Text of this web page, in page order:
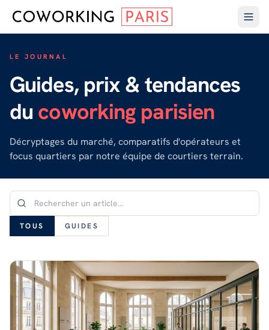
LE JOURNAL
Guides, prix & tendances
du coworking parisien
Décryptages du marché, comparatifs d'opérateurs et
focus quartiers par notre équipe de courtiers terrain.
TOUS GUIDES